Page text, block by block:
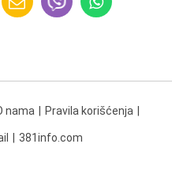
nama Pravila korišćenja
381info.com